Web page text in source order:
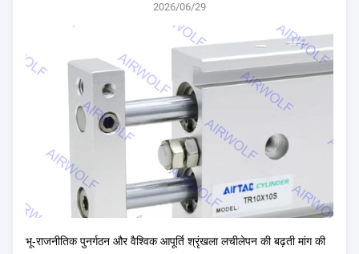
2026/06/29
भू-राजनीतिक पुनर्गठन और वैश्विक आपूर्ति श्रृंखला लचीलेपन की बढ़ती मांग की